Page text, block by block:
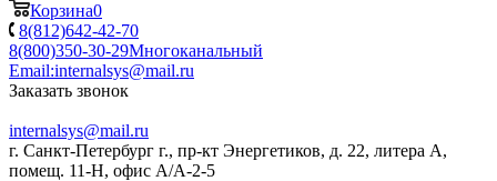
Корзина0
8(812)642-42-70
8(800)350-30-29Многоканальный
Email:internalsys@mail.ru
Заказать звонок
internalsys@mail.ru
г. Санкт-Петербург г., пр-кт Энергетиков, д. 22, литера А,
помещ. 11-Н, офис А/А-2-5